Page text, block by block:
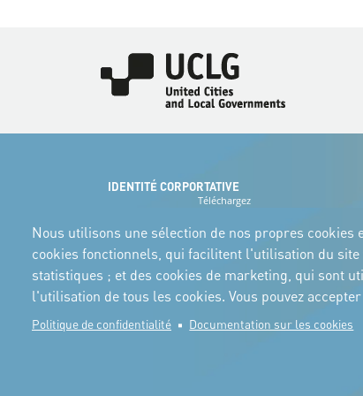
Image
IDENTITÉ CORPORTATIVE
Téléchargez
manuel
Nous utilisons une sélection de nos propres
cookies fonctionnels, qui facilitent l'utilisation du
statistiques ; et des cookies de marketing, qui sont
l'utilisation de tous les cookies. Vous pouvez
Politique de confidentialité Documentation sur les cookies